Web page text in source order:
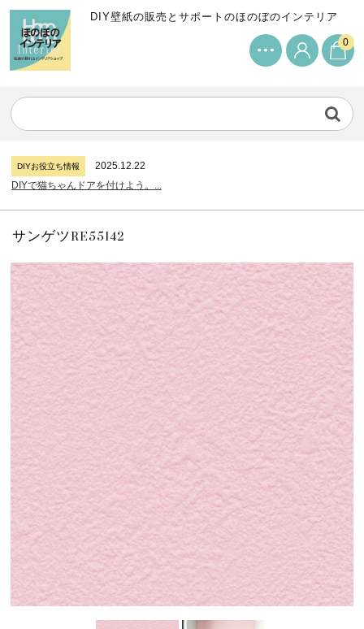
DIY壁紙の販売とサポートのほのぼのインテリア
0
DIYお役立ち情報
サンゲツリザーブの壁紙について...
糊付け壁紙のポイントについて...
DIYお役立ち情報
2025.12.22
DIYお役立ち情報
2024.7.11
サンゲツリザーブの壁紙について...
DIYお役立ち情報
2025.12.22
DIYで猫ちゃんドアを付けよう。...
DIYお役立ち情報
2024.7.11
サンゲツリザーブの壁紙について...
サンゲツRE55142